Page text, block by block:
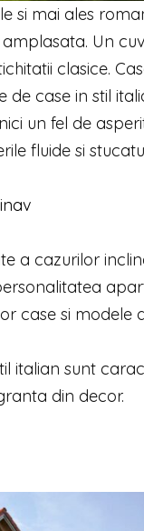
si mai ales
Un
clasice.
case in stil
un fel de
fluide si
a cazurilor
case si modele
italian sunt
din decor.